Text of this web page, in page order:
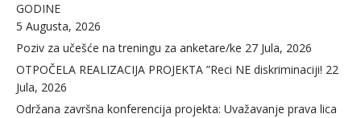
GODINE
5 Augusta, 2026
Poziv za učešće na treningu za anketare/ke 27 Jula, 2026
OTPOČELA REALIZACIJA PROJEKTA ”Reci NE diskriminaciji! 22
Jula, 2026
Održana završna konferencija projekta: Uvažavanje prava lica